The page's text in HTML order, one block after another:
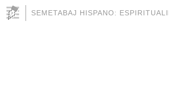
SEMETABAJ HISPANO: